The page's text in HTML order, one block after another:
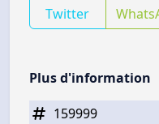
Twitter
Plus d'information
159999